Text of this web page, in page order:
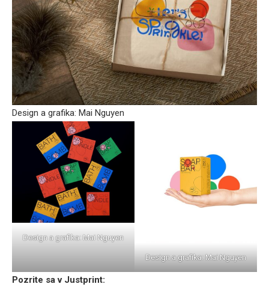
Design a grafika: Mai Nguyen
Design a grafika: Mai Nguyen
Design a grafika: Mai Nguyen
Pozrite sa v Justprint: